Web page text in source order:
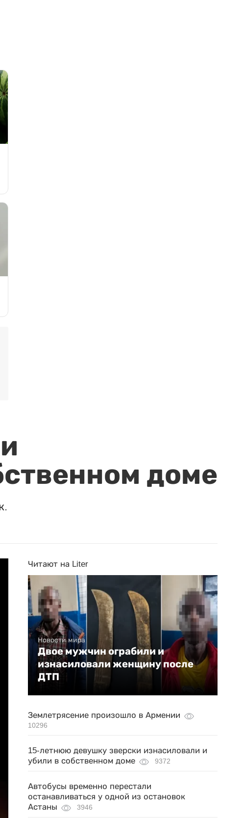
доме
Читают на Liter
Новости мира
Двое мужчин ограбили и
изнасиловали женщину после
ДТП
Землетрясение произошло в Армении
10296
15-летнюю девушку зверски изнасиловали и
убили в собственном доме
9372
Автобусы временно перестали
останавливаться у одной из остановок
Астаны
3946